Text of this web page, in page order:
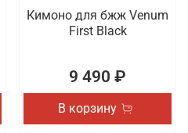
Кимоно для бжж Venum
First Black
9 490 ₽
В корзину